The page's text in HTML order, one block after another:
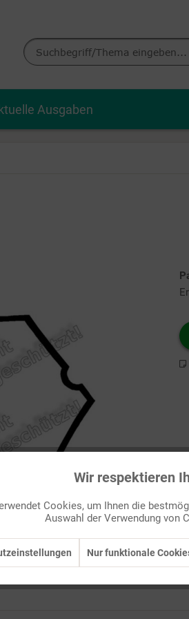
Ausgaben
Wir respektieren
Cookies, um Ihnen die
Auswahl der Verwendung von
Nur funktionale